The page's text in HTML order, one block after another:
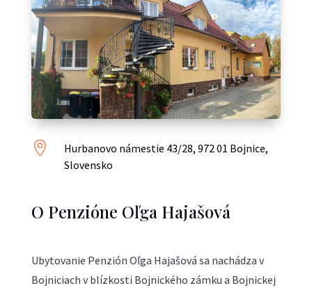

Hurbanovo námestie 43/28, 972 01 Bojnice,
Slovensko
O Penzióne Oľga Hajašová
Ubytovanie Penzión Oľga Hajašová sa nachádza v
Bojniciach v blízkosti Bojnického zámku a Bojnickej